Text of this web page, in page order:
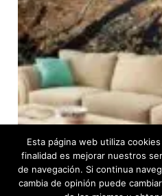
Esta página web utiliza
finalidad es mejorar nuestros
de navegación. Si continua
cambia de opinión puede